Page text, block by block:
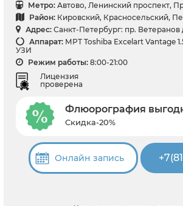
Метро: Автово, Ленинский проспект,
Район: Кировский, Красносельский,
Адрес: Санкт-Петербург: пр. Ветеранов
Аппарат: МРТ Toshiba Excelart Vantage
УЗИ
Режим работы: 8:00-21:00
Лицензия
проверена
Флюорография
Скидка-20%
Онлайн запись